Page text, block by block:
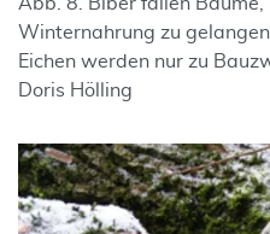
Winternahrung zu
Eichen werden nur zu
Doris Hölling